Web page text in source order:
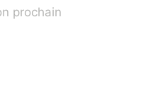
prochain